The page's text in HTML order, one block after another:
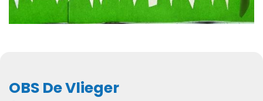
OBS De Vlieger